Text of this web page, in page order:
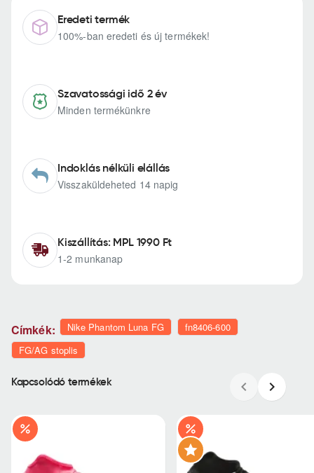
Eredeti termék
100%-ban eredeti és új termékek!
Szavatossági idő 2 év
Minden termékünkre
Indoklás nélküli elállás
Visszaküldeheted 14 napig
Kiszállítás: MPL 1990 Ft
1-2 munkanap
Címkék: Nike Phantom Luna FG
fn8406-600
FG/AG stoplis
Kapcsolódó termékek